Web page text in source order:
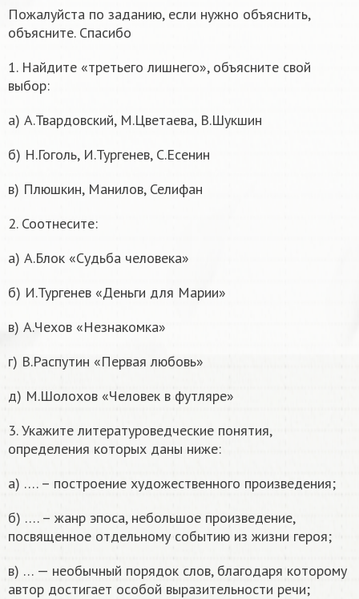
Пожалуйста по заданию, если нужно объяснить,
объясните. Спасибо
1. Найдите «третьего лишнего», объясните свой
выбор:
а) А.Твардовский, М.Цветаева, В.Шукшин
б) Н.Гоголь, И.Тургенев, С.Есенин
в) Плюшкин, Манилов, Селифан
2. Соотнесите:
а) А.Блок «Судьба человека»
б) И.Тургенев «Деньги для Марии»
в) А.Чехов «Незнакомка»
г) В.Распутин «Первая любовь»
д) М.Шолохов «Человек в футляре»
3. Укажите литературоведческие понятия,
определения которых даны ниже:
а) …. – построение художественного произведения;
б) …. – жанр эпоса, небольшое произведение,
посвященное отдельному событию из жизни героя;
в) … — необычный порядок слов, благодаря которому
автор достигает особой выразительности речи;